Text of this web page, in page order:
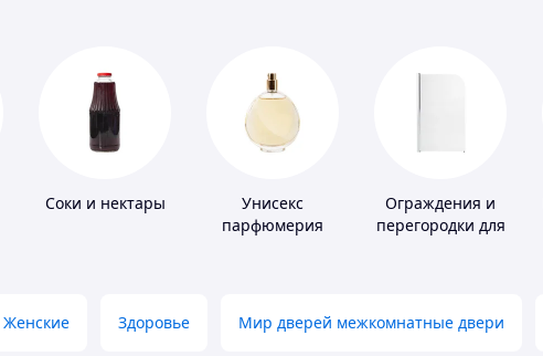
Соки и нектары
Унисекс
парфюмерия
Ограждения и
перегородки для
Женские Здоровье Мир дверей межкомнатные двери